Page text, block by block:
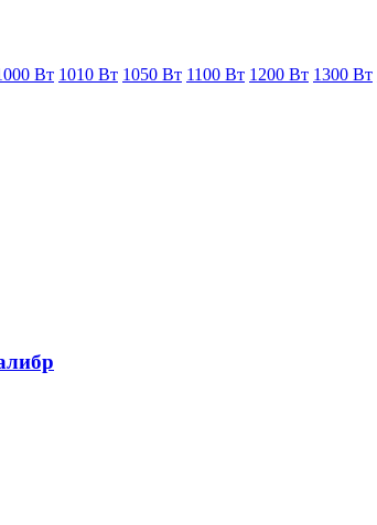
Вт 1010 Вт 1050 Вт 1100 Вт 1200 Вт 1300 Вт